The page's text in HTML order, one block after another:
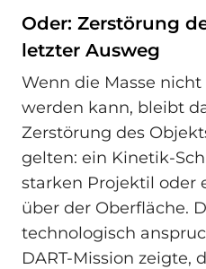
Oder: Zerstörung
letzter Ausweg
Wenn die Masse
werden kann, bleibt
Zerstörung des
gelten: ein Kinetik-
starken Projektil oder
über der Oberfläche.
technologisch
DART-Mission zeigte,